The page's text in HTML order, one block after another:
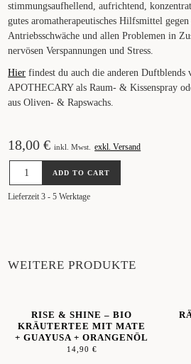
18,00€ inkl. Mwst. exkl. Versand
Lieferzeit 3 - 5 Werktage
KISSENSPRAY
-
ADD TO CART
stimmungsaufhellend, aufrichtend,
gutes aromatherapeutisches Hilfsmittel
Antriebsschwäche und allen Problemen in
nervösen Verspannungen und Stress.
Hier findest du auch die anderen
APOTHECARY als Raum- & Kissenspray
aus Oliven- & Rapswachs.
WEITERE PRODUKTE
RISE & SHINE – BIO
KRÄUTERTEE MIT MATE
+ GUAYUSA + ORANGENÖL
14,90 €